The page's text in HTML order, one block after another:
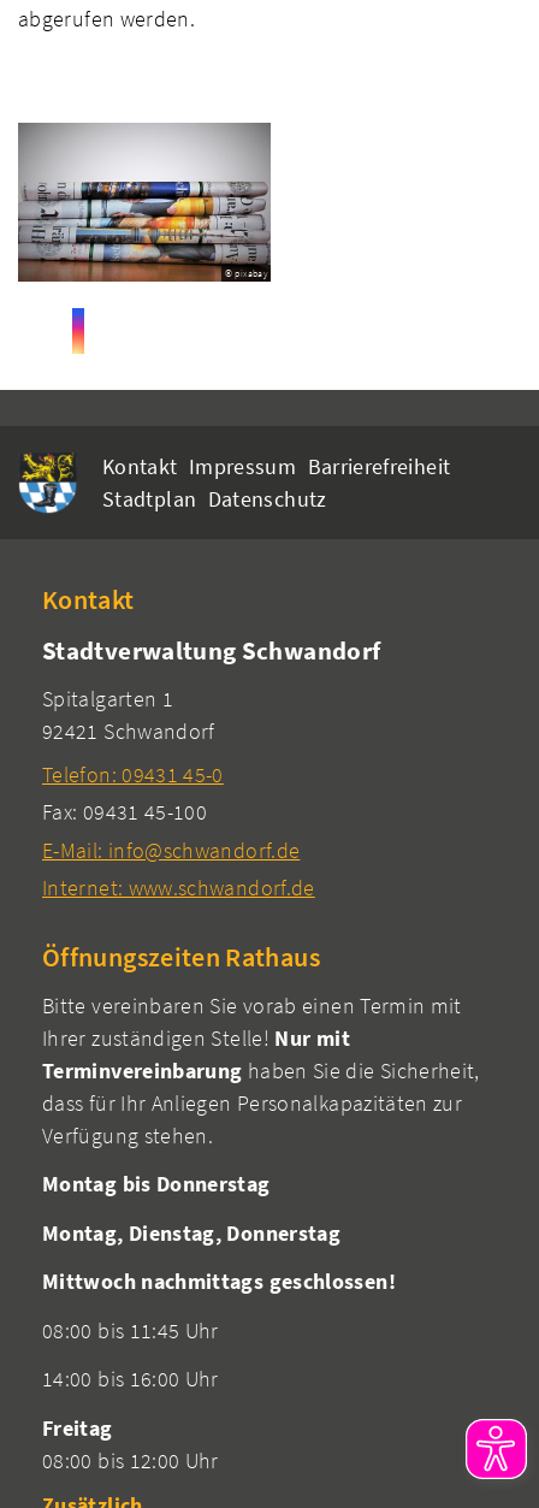
abgerufen werden.
© pixabay
Kontakt Impressum Barrierefreiheit
Stadtplan Datenschutz
Kontakt
Stadtverwaltung Schwandorf
Spitalgarten 1
92421 Schwandorf
Telefon: 09431 45-0
Fax: 09431 45-100
E-Mail: info@schwandorf.de
Internet: www.schwandorf.de
Öffnungszeiten Rathaus
Bitte vereinbaren Sie vorab einen Termin mit
Ihrer zuständigen Stelle! Nur mit
Terminvereinbarung haben Sie die Sicherheit,
dass für Ihr Anliegen Personalkapazitäten zur
Verfügung stehen.
Montag bis Donnerstag
Montag, Dienstag, Donnerstag
Mittwoch nachmittags geschlossen!
08:00 bis 11:45 Uhr
14:00 bis 16:00 Uhr
Freitag
08:00 bis 12:00 Uhr